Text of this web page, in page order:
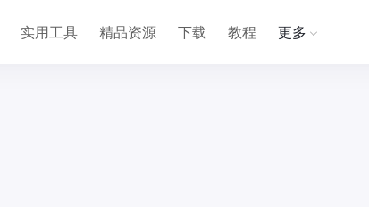
实用工具 精品资源 下载 教程 更多